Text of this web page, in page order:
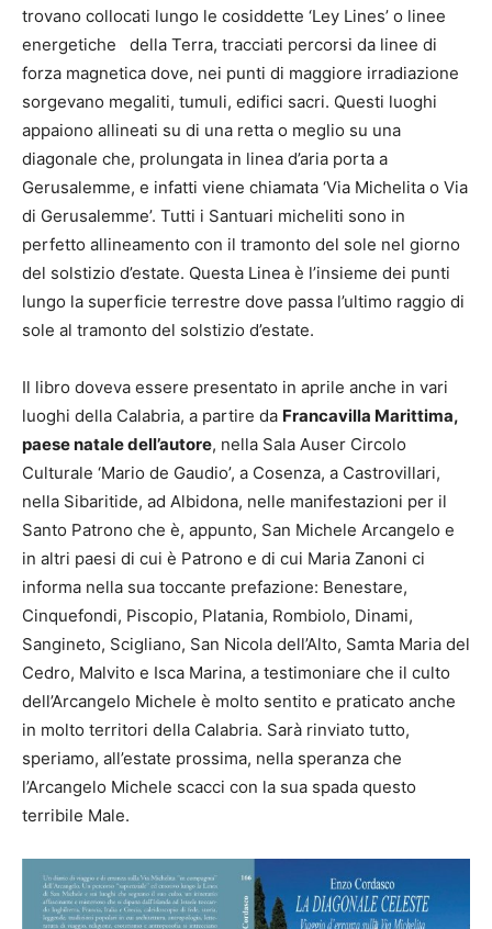
trovano collocati lungo le cosiddette ‘Ley Lines’ o linee
energetiche della Terra, tracciati percorsi da linee di
forza magnetica dove, nei punti di maggiore irradiazione
sorgevano megaliti, tumuli, edifici sacri. Questi luoghi
appaiono allineati su di una retta o meglio su una
diagonale che, prolungata in linea d’aria porta a
Gerusalemme, e infatti viene chiamata ‘Via Michelita o Via
di Gerusalemme’. Tutti i Santuari micheliti sono in
perfetto allineamento con il tramonto del sole nel giorno
del solstizio d’estate. Questa Linea è l’insieme dei punti
lungo la superficie terrestre dove passa l’ultimo raggio di
sole al tramonto del solstizio d’estate.
Il libro doveva essere presentato in aprile anche in vari
luoghi della Calabria, a partire da Francavilla Marittima,
paese natale dell’autore, nella Sala Auser Circolo
Culturale ‘Mario de Gaudio’, a Cosenza, a Castrovillari,
nella Sibaritide, ad Albidona, nelle manifestazioni per il
Santo Patrono che è, appunto, San Michele Arcangelo e
in altri paesi di cui è Patrono e di cui Maria Zanoni ci
informa nella sua toccante prefazione: Benestare,
Cinquefondi, Piscopio, Platania, Rombiolo, Dinami,
Sangineto, Scigliano, San Nicola dell’Alto, Samta Maria del
Cedro, Malvito e Isca Marina, a testimoniare che il culto
dell’Arcangelo Michele è molto sentito e praticato anche
in molto territori della Calabria. Sarà rinviato tutto,
speriamo, all’estate prossima, nella speranza che
l’Arcangelo Michele scacci con la sua spada questo
terribile Male.